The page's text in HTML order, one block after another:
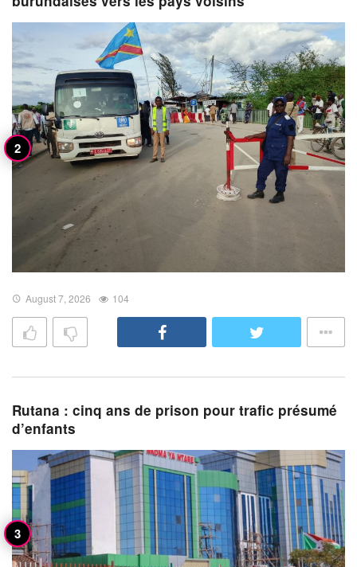
August 7, 2026 104
Rutana : cinq ans de prison pour trafic présumé
d’enfants